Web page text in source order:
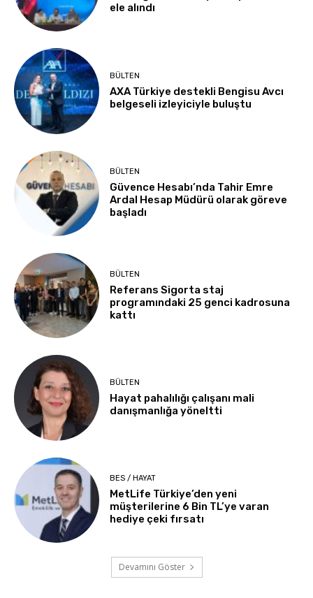
ele alındı
BÜLTEN
AXA Türkiye destekli Bengisu Avcı
belgeseli izleyiciyle buluştu
BÜLTEN
Güvence Hesabı’nda Tahir Emre
Ardal Hesap Müdürü olarak göreve
başladı
BÜLTEN
Referans Sigorta staj
programındaki 25 genci kadrosuna
kattı
BÜLTEN
Hayat pahalılığı çalışanı mali
danışmanlığa yöneltti
BES / HAYAT
MetLife Türkiye’den yeni
müşterilerine 6 Bin TL’ye varan
hediye çeki fırsatı
Devamını Göster